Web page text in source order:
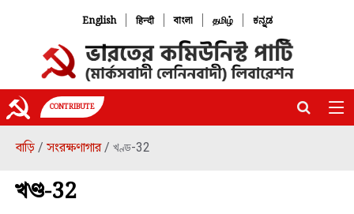
English | हिन्दी | বাংলা | தமிழ் | ಕನ್ನಡ
CONTRIBUTE
বাড়ি / সংরক্ষণাগার/ খণ্ড-32
খণ্ড-32